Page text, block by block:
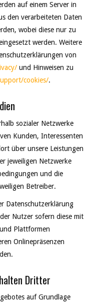
auf einem Server in
den verarbeiteten Daten
wobei diese nur zu
werden. Weitere
von
und Hinweisen zu
cookies/.
sozialer Netzwerke
Kunden, Interessenten
über unsere Leistungen
jeweiligen Netzwerke
und die
Betreiber.
Datenschutzerklärung
Nutzer sofern diese mit
Plattformen
Onlinepräsenzen
Dritter
auf Grundlage